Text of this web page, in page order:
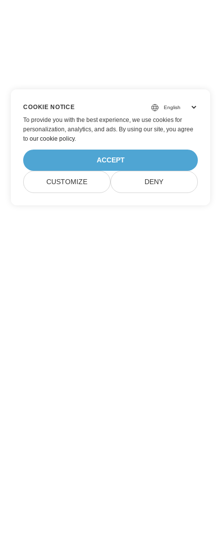
COOKIE NOTICE
To provide you with the best experience, we use cookies for
personalization, analytics, and ads. By using our site, you agree
toour cookie policy.
ACCEPT
CUSTOMIZE DENY